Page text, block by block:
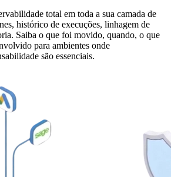
total em toda a sua camada de
histórico de execuções, linhagem de
Saiba o que foi movido, quando, o que
para ambientes onde
são essenciais.